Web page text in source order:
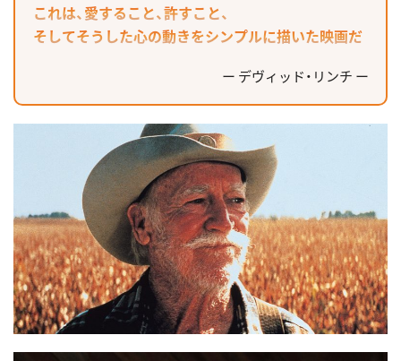
これは、愛すること、許すこと、
そしてそうした心の動きをシンプルに描いた映画だ
ー デヴィッド・リンチ ー